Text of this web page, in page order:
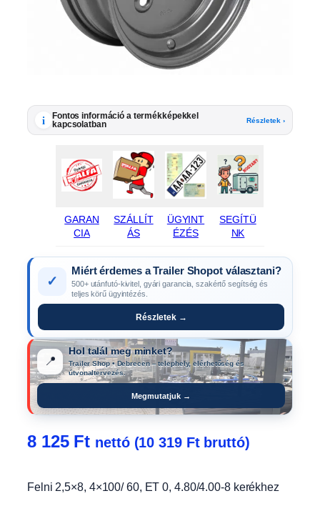
i
Fontos információ a termékképekkel
kapcsolatban
Részletek ›
GARAN
CIA
SZÁLLÍT
ÁS
ÜGYINT
ÉZÉS
SEGÍTÜ
NK
✓
Miért érdemes a Trailer Shopot választani?
500+ utánfutó-kivitel, gyári garancia, szakértő segítség és
teljes körű ügyintézés.
Részletek →
📍
Hol talál meg minket?
Trailer Shop • Debrecen – telephely, elérhetőség és
útvonaltervezés.
Megmutatjuk →
8 125 Ft nettó (10 319 Ftbruttó)
Felni 2,5×8, 4×100/ 60, ET 0, 4.80/4.00-8 kerékhez